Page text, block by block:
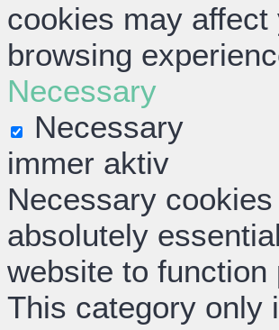
cookies may affect
browsing
Necessary
Necessary
immer aktiv
Necessary
absolutely
website to function
This category only